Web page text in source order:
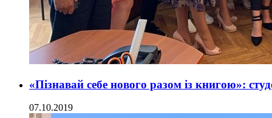
«Пізнавай себе нового разом із книгою»:
07.10.2019